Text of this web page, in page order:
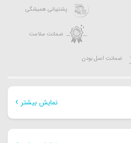
پشتیبانی همیشگی
ضمانت سلامت
ضمانت اصل بودن
نمایش بیشتر